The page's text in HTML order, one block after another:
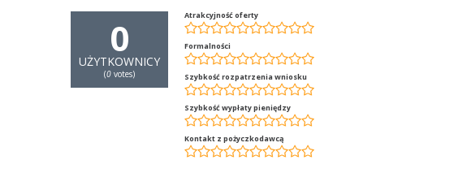
0
UŻYTKOWNICY
(0 votes)
Atrakcyjność oferty
Formalności
Szybkość rozpatrzenia wniosku
Szybkość wypłaty pieniędzy
Kontakt z pożyczkodawcą